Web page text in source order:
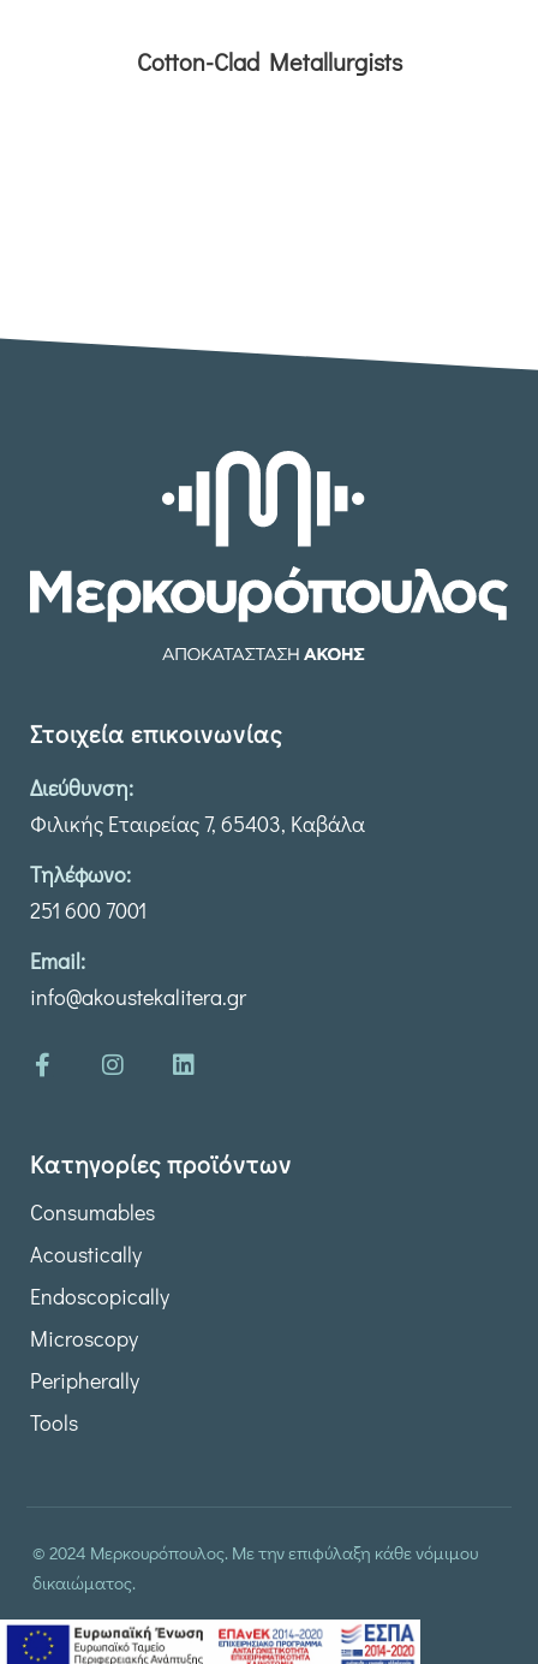
Cotton-Clad Metallurgists
Στοιχεία επικοινωνίας
Διεύθυνση:
Φιλικής Εταιρείας 7, 65403, Καβάλα
Τηλέφωνο:
251 600 7001
Email:
info@akoustekalitera.gr
Κατηγορίες προϊόντων
Consumables
Acoustically
Endoscopically
Microscopy
Peripherally
Tools
© 2024 Μερκουρόπουλος. Με την επιφύλαξη κάθε νόμιμου
δικαιώματος.
δημιουργία & φιλοξενία ιστοσελίδας bymanbiz